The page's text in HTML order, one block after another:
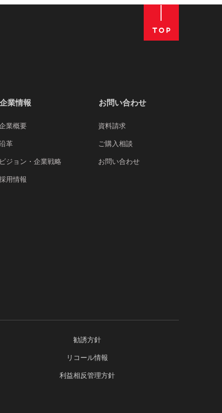
企業情報
業概要
革
ジョン・企業戦略
用情報
お問い合わせ
資料請求
ご購入相談
お問い合わせ
勧誘方針
リコール情報
利益相反管理方針